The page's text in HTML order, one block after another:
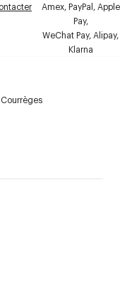
Amex, PayPal, Apple
Pay,
WeChat Pay, Alipay,
Klarna